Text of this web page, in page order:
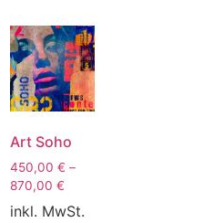
Art Soho
450,00 € –
870,00 €
inkl. MwSt.